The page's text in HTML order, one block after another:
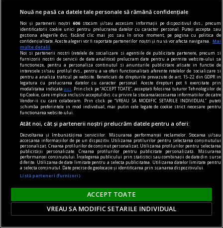
rosencrantz & co.
Teatru de cartier
Dorința de a surprinde tabloul social în
complexitatea lui, cu toate conexiunile dintre
fenomene, are însă și un revers.
Oana STOICA
regimul artelor şi muniţiilor
Nouă ne pasă ca datele tale personale să rămână confidențiale
Noi și partenerii noștri606 stocăm și/sau accesăm informații pe dispozitivul dvs., precum
identificatorii cookie unici pentru prelucrarea datelor cu caracter personal. Puteți accepta sau
gestiona alegerile dvs. făcând clic mai jos sau în orice moment, pe pagina cu politica de
confidențialitate. Aceste alegeri vor fi raportate partenerilor noștri și nu vă vor afecta navigarea.
Mai
multe detalii
Noi si partenerii nostri (retelele de socializare si agentiile de publicitate partenere, precum si
furnizorii nostri de servicii de date analitice) prelucram date pentru a permite website-ului sa
functioneze, pentru a personaliza continutul si anunturile publicitare afisate in functie de
interesele si/sau profilul dvs., pentru a va oferi functionalitati aferente retelelor de socializare si
pentru a analiza traficul pe website. Beneficiati de drepturile prevazute de art. 15-22 din GDPR in
legatura cu prelucrarea datelor cu caracter personal. Aceste drepturi pot fi exercitate prin
modalitatea indicataaici
. Prin click pe “ACCEPT TOATE”, acceptati folosirea tuturor Tehnologiilor de
tip Cookie, care implica inclusiv acceptul dvs. cu privire la stocarea/accesarea informatiilor de catre
Vendor-ii cu care colaboram. Prin click pe “VREAU SA MODIFIC SETARILE INDIVIDUAL” puteti
schimba preferintele in mod individual, mai putin cele legate de cookie strict necesare pentru
functionarea website-ului.
Atât noi, cât și partenerii noștri prelucrăm datele pentru a oferi:
Dezvoltarea și îmbunătățirea serviciilor. Măsurarea performanței reclamelor. Stocarea și/sau
accesarea informațiilor de pe un dispozitiv. Utilizarea profilurilor pentru selectarea conținutului
personalizat. Crearea profilurilor de conținut personalizat. Utilizarea profilurilor pentru selectarea
publicității personalizate. Crearea profilurilor pentru publicitate personalizată. Măsurarea
performanței conținutului. Înțelegerea publicului prin statistici sau combinații de date din surse
diferite. Utilizarea de date limitate pentru a selecta publicitatea. Utilizarea datelor limitate pentru
a selecta conținutul. Date precise de geolocație și identificarea prin scanarea dispozitivului.
Listă parteneri (furnizori)
ACCEPT TOATE
VREAU SA MODIFIC SETARILE INDIVIDUAL